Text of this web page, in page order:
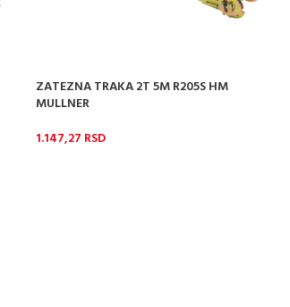
ZATEZNA TRAKA 2T 5M R205S HM
MULLNER
1.147,27 RSD